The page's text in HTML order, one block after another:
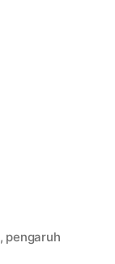
, pengaruh